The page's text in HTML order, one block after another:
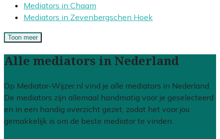
Mediators in Chaam
Mediators in Zevenbergschen Hoek
Toon meer
Alle mediators in Nederland
Op Mediator-Wijzer.nl vind je alle mediators in Nederland.
De mediators zijn allemaal handmatig voor je geselecteerd
en in een handig overzicht gezet, zodat het voor jou
gemakkelijk is om de beste mediator te vinden.